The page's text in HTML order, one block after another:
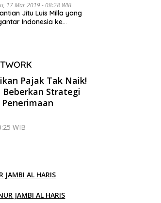
17 Mar 2019 - 08:28 WIB
Jitu Luis Milla yang
Indonesia ke
Pajak Tak Naik!
Beberkan Strategi
WIB
JAMBI AL HARIS
JAMBI AL HARIS